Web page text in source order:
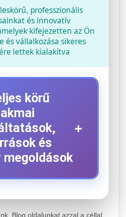
professzionális
és innovatív
kifejezetten az Ön
és vállalkozása sikeres
lettek kialakítva
körű
és
+
+
Blog oldalunkat azzal a céllal